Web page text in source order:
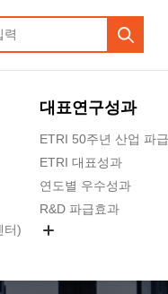
터)
대표연구성과
ETRI 50주년 산업 파
ETRI 대표성과
연도별 우수성과
R&D 파급효과